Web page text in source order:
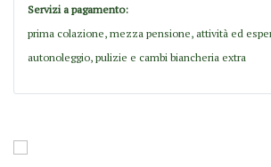
Servizi a pagamento:
prima colazione, mezza pensione, attività ed
autonoleggio, pulizie e cambi biancheria extra